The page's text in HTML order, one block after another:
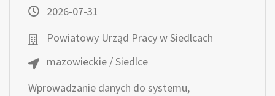
2026-07-31
Powiatowy Urząd Pracy w Siedlcach
mazowieckie / Siedlce
Wprowadzanie danych do systemu,